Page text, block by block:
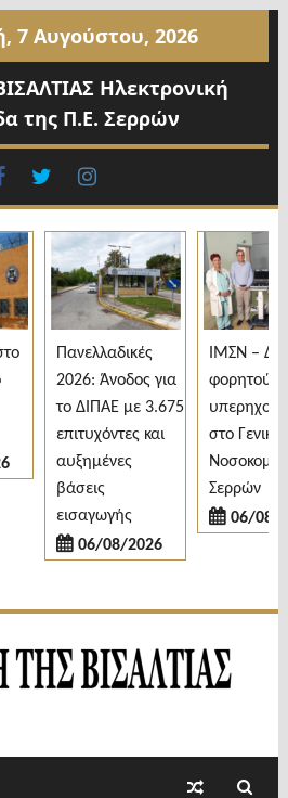
7 Αυγούστου, 2026
Ηλεκτρονική
της Π.Ε. Σερρών
facebook
twitter
Πανελλαδικές
2026: Άνοδος για
το ΔΙΠΑΕ με 3.675
επιτυχόντες και
αυξημένες
βάσεις
εισαγωγής
06/08/2026
ΙΜΣΝ –
φορητού
στο Γενικό
Νοσοκομείο
Σερρών
06/08/